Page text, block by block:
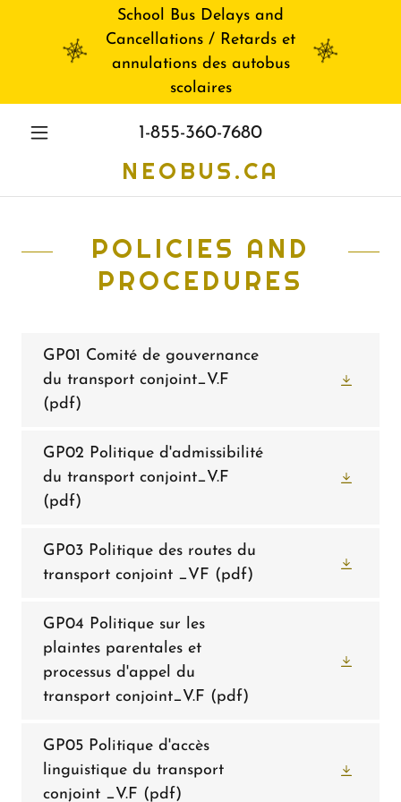
School Bus Delays and
Cancellations / Retards et
annulations des autobus
scolaires
1-855-360-7680
NEOBUS.CA
POLICIES AND
PROCEDURES
GP01 Comité de gouvernance
du transport conjoint_V.F
(pdf)
GP02 Politique d'admissibilité
du transport conjoint_V.F
(pdf)
GP03 Politique des routes du
transport conjoint _VF (pdf)
GP04 Politique sur les
plaintes parentales et
processus d'appel du
transport conjoint_V.F (pdf)
GP05 Politique d'accès
linguistique du transport
conjoint _V.F (pdf)